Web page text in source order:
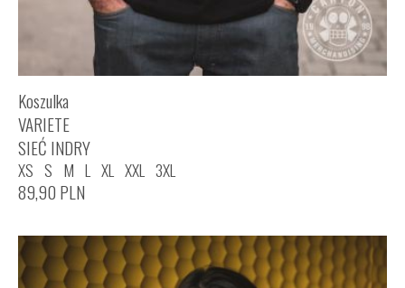
Koszulka
VARIETE
SIEĆ INDRY
XS S M L XL XXL 3XL
89,90 PLN